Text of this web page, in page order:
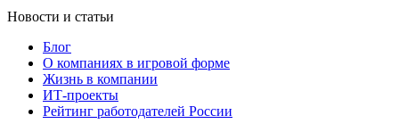
Новости и статьи
Блог
О компаниях в игровой форме
Жизнь в компании
ИТ-проекты
Рейтинг работодателей России